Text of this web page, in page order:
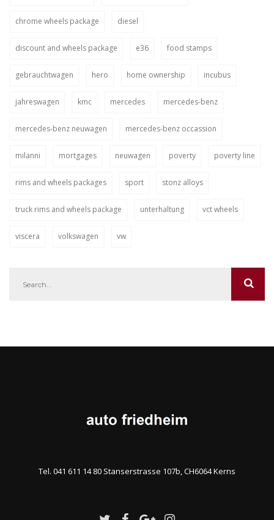
chrome wheels package diesel
discount and wheels package e36 food stamps
gebrauchtwagen hero home ownership incubus
jahreswagen kmc mercedes mercedes-benz
mercedes-benz neuwagen mercedes-benz occassion
milanni mortgages neuwagen poverty poverty line
rims and wheels packages sport stonz alloys
truck rims and wheels package unterhaltung vct wheels
viscera volkswagen vw
Tel. 041 611 14 80 Stanserstrasse 107b, CH6064 Kerns